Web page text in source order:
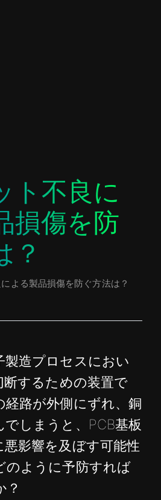
ト不良に
損傷を防
？
よる製品損傷を防ぐ方法は？
製造プロセスにおい
断するための装置で
路が外側にずれ、銅
でしまうと、PCB基板
影響を及ぼす可能性
のように予防すれば
？